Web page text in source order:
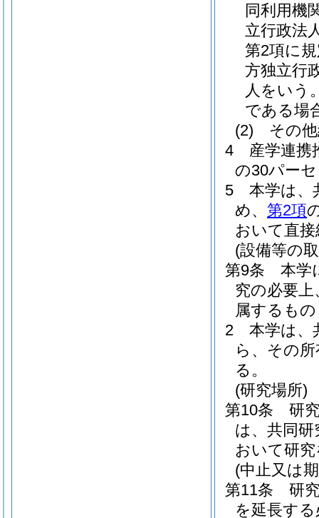
同利用機
立行政法
第2項に
方独立行
人をいう
である場
(2)
その
4
産学連携
の30パー
5
本学は、
め、 第2項
おいて直
(設備等の
第9条
本学
究の必要
属するも
2
本学は、
ら、その
る。
(研究場所)
第10条
研
は、共同
おいて研
(中止又は
第11条
研
を延長す